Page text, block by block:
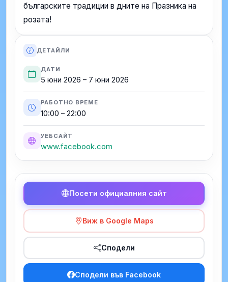
българските традиции в дните на Празника на
розата!
ДЕТАЙЛИ
ДАТИ
5 юни 2026 – 7 юни 2026
РАБОТНО ВРЕМЕ
10:00 – 22:00
УЕБСАЙТ
www.facebook.com
Посети официалния сайт
Виж в Google Maps
Сподели
Сподели във Facebook